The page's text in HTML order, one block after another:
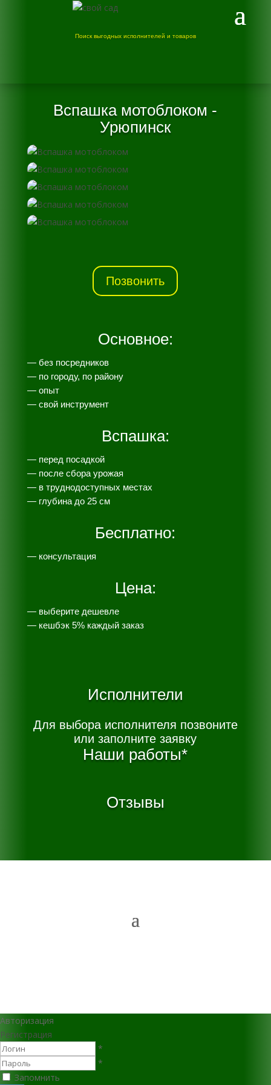
Поиск выгодных исполнителей и товаров
Вспашка мотоблоком -
Урюпинск
Позвонить
Основное:
— без посредников
— по городу, по району
— опыт
— свой инструмент
Вспашка:
— перед посадкой
— после сбора урожая
— в труднодоступных местах
— глубина до 25 см
Бесплатно:
— консультация
Цена:
— выберите дешевле
— кешбэк 5% каждый заказ
Исполнители
Для выбора исполнителя позвоните
или заполните заявку
Наши работы*
Отзывы
Авторизация
Регистрация
*
*
Запомнить